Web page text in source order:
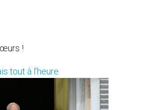
!
tout à l’heure